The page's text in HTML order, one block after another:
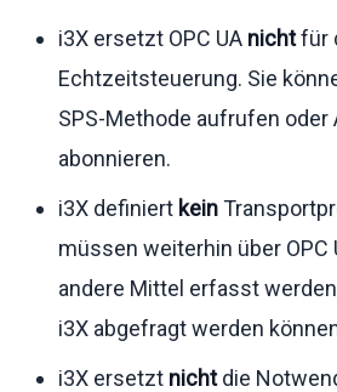
i3X ersetzt OPC UA nichtfür
Echtzeitsteuerung. Sie
SPS-Methode aufrufen oder
abonnieren.
i3X definiert kein
müssen weiterhin über OPC
andere Mittel erfasst
i3X abgefragt werden
i3X ersetzt nichtdie